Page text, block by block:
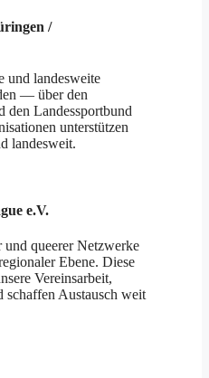
/
und landesweite
— über den
den Landessportbund
unterstützen
landesweit.
e.V.
queerer Netzwerke
Ebene. Diese
Vereinsarbeit,
schaffen Austausch weit